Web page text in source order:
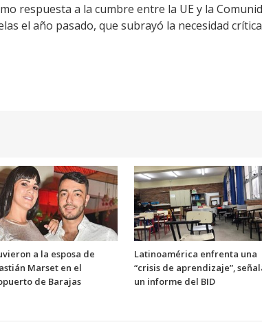
respuesta a la cumbre entre la UE y la
el año pasado, que subrayó la necesidad
a la esposa de
Marset en el
de Barajas
Latinoamérica enfrenta una
“crisis de aprendizaje”,
un informe del BID